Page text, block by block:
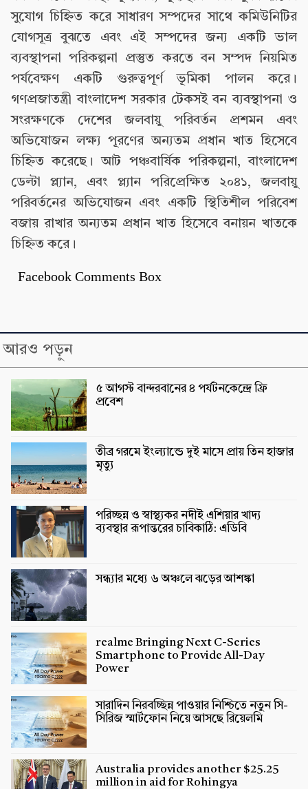
সুযোগ চিহ্নিত করে সাধারণ সম্পদের সাথে কমিউনিটির
যোগসূত্র বুঝতে এবং এই সম্পদের জন্য একটি ভাল
ব্যবস্থাপনা পরিকল্পনা প্রস্তুত করতে বন সম্পদ নিয়মিত
পর্যবেক্ষণ একটি গুরুত্বপূর্ণ ভূমিকা পালন করে।
গণপ্রজাতন্ত্রী বাংলাদেশ সরকার টেকসই বন ব্যবস্থাপনা ও
সংরক্ষণকে দেশের জলবায়ু পরিবর্তন প্রশমন এবং
অভিযোজন লক্ষ্য পূরণের অন্যতম প্রধান খাত হিসেবে
চিহ্নিত করেছে। আট পঞ্চবার্ষিক পরিকল্পনা, বাংলাদেশ
ডেল্টা প্ল্যান, এবং প্ল্যান পরিপ্রেক্ষিত ২০৪১, জলবায়ু
পরিবর্তনের অভিযোজন এবং একটি স্থিতিশীল পরিবেশ
বজায় রাখার অন্যতম প্রধান খাত হিসেবে বনায়ন খাতকে
চিহ্নিত করে।
Facebook Comments Box
আরও পড়ুন
৫ আগস্ট বান্দরবানের ৪ পর্যটনকেন্দ্রে ফ্রি
প্রবেশ
তীব্র গরমে ইংল্যান্ডে দুই মাসে প্রায় তিন হাজার
মৃত্যু
পরিচ্ছন্ন ও স্বাস্থ্যকর নদীই এশিয়ার খাদ্য
ব্যবস্থার রূপান্তরের চাবিকাঠি: এডিবি
সন্ধ্যার মধ্যে ৬ অঞ্চলে ঝড়ের আশঙ্কা
realme Bringing Next C-Series
Smartphone to Provide All-Day
Power
সারাদিন নিরবচ্ছিন্ন পাওয়ার নিশ্চিতে নতুন সি-
সিরিজ স্মার্টফোন নিয়ে আসছে রিয়েলমি
Australia provides another $25.25
million in aid for Rohingya